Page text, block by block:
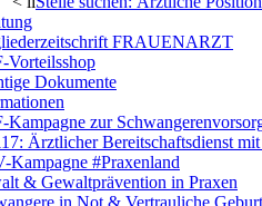
FRAUENARZT
Vorteilsshop
Dokumente
Kampagne zur
Ärztlicher Bereitschaftsdienst
Kampagne #Praxenland
& Gewaltprävention in Praxen
in Not & Vertrauliche Geburt